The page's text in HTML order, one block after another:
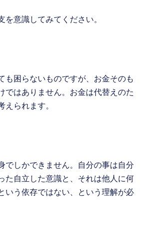
を意識してみてください。
も困らないものですが、お金そのも
ではありません。お金は代替えのた
えられます。
でしかできません。自分の事は自分
た自立した意識と、それは他人に何
いう依存ではない、という理解が必